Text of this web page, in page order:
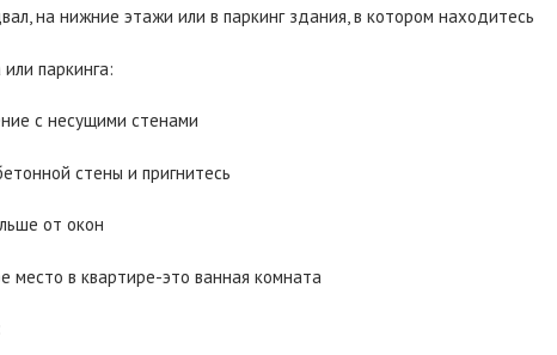
на нижние этажи или в паркинг здания, в котором находитесь
паркинга:
с несущими стенами
стены и пригнитесь
от окон
место в квартире-это ванная комната